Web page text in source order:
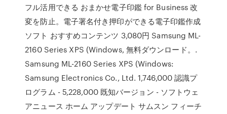
フル活用できる おまかせ電子印鑑 for Business 改
変を防止。電子署名付き押印ができる電子印鑑作成
ソフト おすすめコンテンツ 3,080円 Samsung ML-
2160 Series XPS (Windows, 無料ダウンロード。.
Samsung ML-2160 Series XPS (Windows:
Samsung Electronics Co., Ltd. 1,746,000 認識プ
ログラム - 5,228,000 既知バージョン - ソフトウェ
アニュース ホーム アップデート サムスン フィーチ